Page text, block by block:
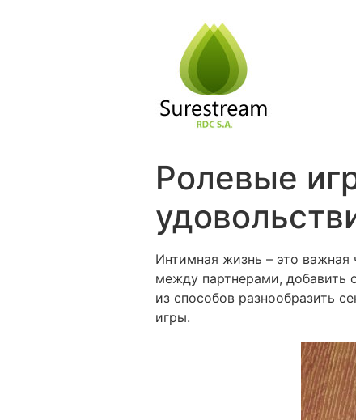
Ролевые
Интимная жизнь – это важная
между партнерами, добавить
из способов разнообразить
игры.